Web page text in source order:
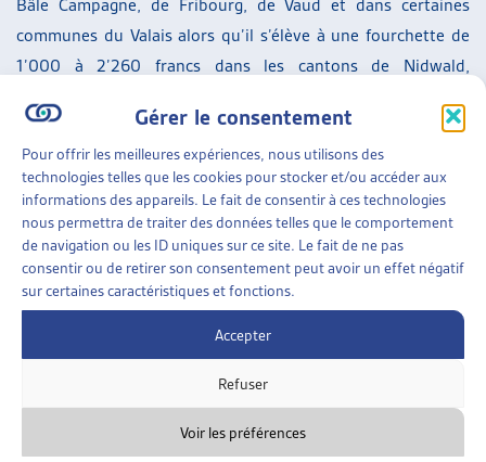
Gérer le consentement
Pour offrir les meilleures expériences, nous utilisons des
technologies telles que les cookies pour stocker et/ou accéder aux
informations des appareils. Le fait de consentir à ces technologies
nous permettra de traiter des données telles que le comportement
de navigation ou les ID uniques sur ce site. Le fait de ne pas
consentir ou de retirer son consentement peut avoir un effet négatif
sur certaines caractéristiques et fonctions.
Accepter
Refuser
Voir les préférences
Bâle Campagne, de Fribourg, de Vaud et dans certaines
communes du Valais alors qu’il s’élève à une fourchette de
1’000 à 2’260 francs dans les cantons de Nidwald,
notamment.
[1]
Administration fédérale des contributions AFC :
L’évolution de la richesse en Suisse de 2003 à 2015,
20.08.2019 (consulté le 04.11.2019)
[2]Selon le rapport de l’AFC, p.8s, elle a augmenté de 754
milliards entre 2003 et 2015, en passant de 1’038 milliards
les cantons (Schwyz : +10,53% et Neuchâtel, +2,15%).